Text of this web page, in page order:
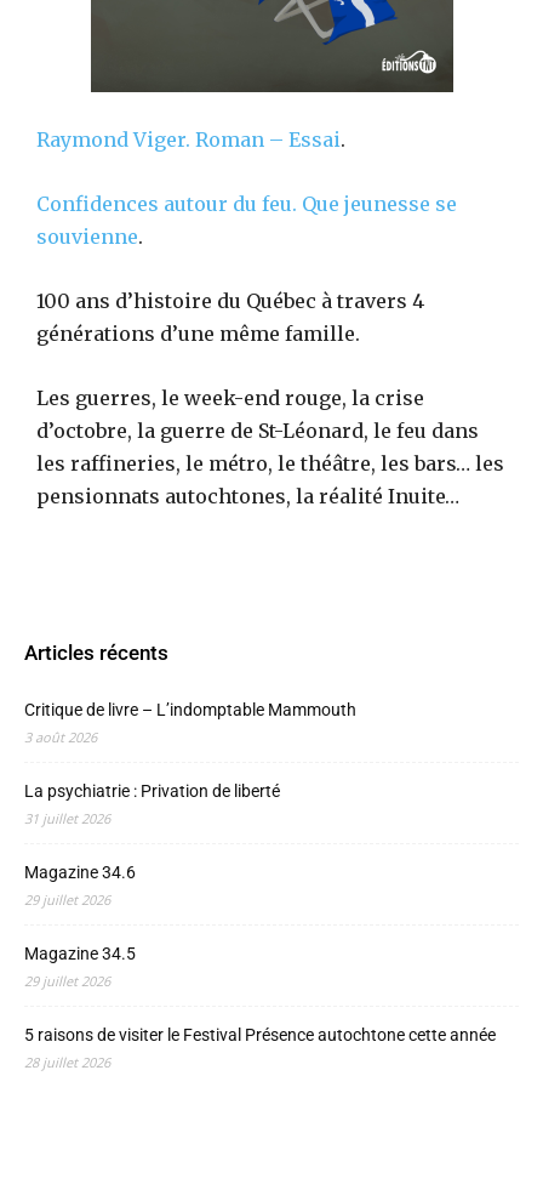
Raymond Viger. Roman – Essai.
Confidences autour du feu. Que jeunesse se
souvienne.
100 ans d’histoire du Québec à travers 4
générations d’une même famille.
Les guerres, le week-end rouge, la crise
d’octobre, la guerre de St-Léonard, le feu dans
les raffineries, le métro, le théâtre, les bars… les
pensionnats autochtones, la réalité Inuite…
Articles récents
Critique de livre – L’indomptable Mammouth
3 août 2026
La psychiatrie : Privation de liberté
31 juillet 2026
Magazine 34.6
29 juillet 2026
Magazine 34.5
29 juillet 2026
5 raisons de visiter le Festival Présence autochtone cette année
28 juillet 2026